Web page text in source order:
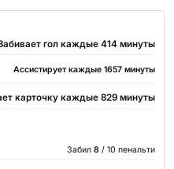
гол каждые 414 минуты
Ассистирует каждые 1657 минуты
карточку каждые 829 минуты
Забил 8 / 10 пенальти